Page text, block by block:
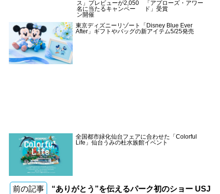
ス」プレビューが2,050
名に当たるキャンペー
ン開催
「アプローズ・アワー
ド」受賞
東京ディズニーリゾート「Disney Blue Ever
After」ギフトやバッグの新アイテム5/25発売
全国都市緑化仙台フェアに合わせた「Colorful
Life」仙台うみの杜水族館イベント
前の記事
“ありがとう”を伝えるパーク初のショー USJ